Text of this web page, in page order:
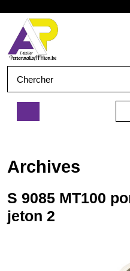
contenu
Ouvrir
le
menu
porte
metal
rond
jeton
Archives
S 9085 MT100
jeton 2